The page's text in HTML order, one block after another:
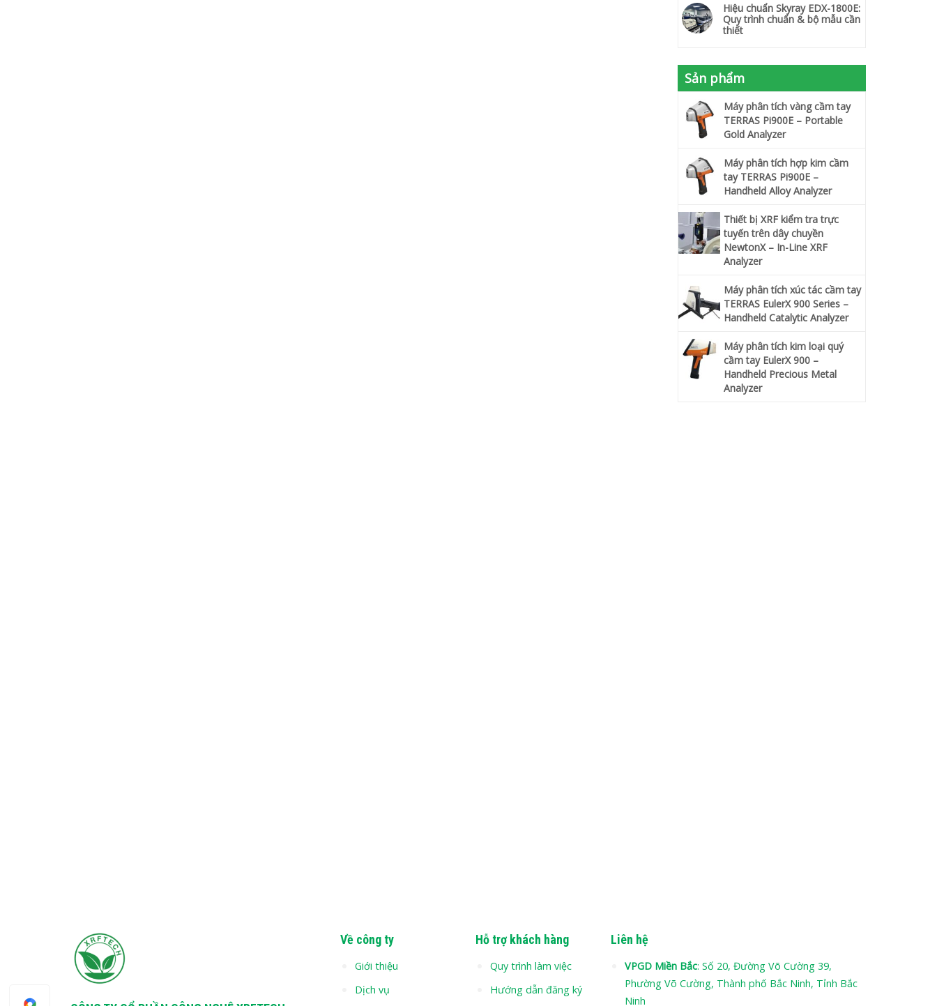
Hiệu chuẩn Skyray EDX-1800E:
Quy trình chuẩn & bộ mẫu cần
thiết
Sản phẩm
Máy phân tích vàng cầm tay
TERRAS Pi900E – Portable
Gold Analyzer
Máy phân tích hợp kim cầm
tay TERRAS Pi900E –
Handheld Alloy Analyzer
Thiết bị XRF kiểm tra trực
tuyến trên dây chuyền
NewtonX – In-Line XRF
Analyzer
Máy phân tích xúc tác cầm tay
TERRAS EulerX 900 Series –
Handheld Catalytic Analyzer
Máy phân tích kim loại quý
cầm tay EulerX 900 –
Handheld Precious Metal
Analyzer
Về công ty
Giới thiệu
Dịch vụ
Hỗ trợ khách hàng
Quy trình làm việc
Hướng dẫn đăng ký
Liên hệ
VPGD Miền Bắc: Số 20, Đường Võ Cường 39,
Phường Võ Cường, Thành phố Bắc Ninh, Tỉnh Bắc
Ninh